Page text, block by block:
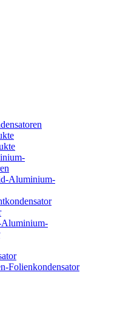
Aluminium-
Aluminium-
Folienkondensator